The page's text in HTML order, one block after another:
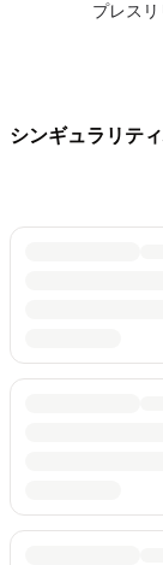
プレスリ
シンギュラリテ